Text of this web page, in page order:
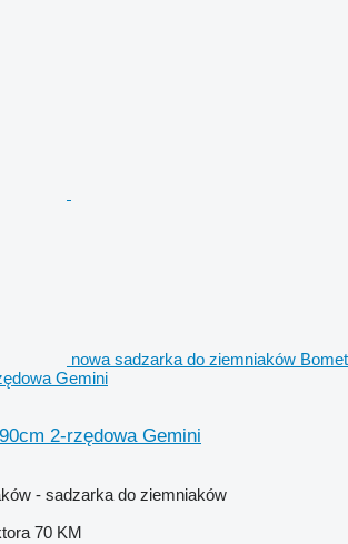
nowa sadzarka do ziemniaków Bomet
Gemini
2-rzędowa Gemini
- sadzarka do ziemniaków
70 KM